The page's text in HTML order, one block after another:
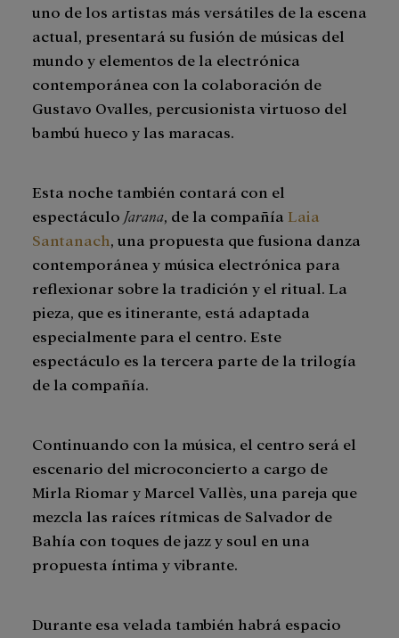
uno de los artistas más versátiles de la escena
actual, presentará su fusión de músicas del
mundo y elementos de la electrónica
contemporánea con la colaboración de
Gustavo Ovalles, percusionista virtuoso del
bambú hueco y las maracas.
Esta noche también contará con el
espectáculo Jarana , de la compañía Laia
Santanach , una propuesta que fusiona danza
contemporánea y música electrónica para
reflexionar sobre la tradición y el ritual. La
pieza, que es itinerante, está adaptada
especialmente para el centro. Este
espectáculo es la tercera parte de la trilogía
de la compañía.
Continuando con la música, el centro será el
escenario del microconcierto a cargo de
Mirla Riomar y Marcel Vallès, una pareja que
mezcla las raíces rítmicas de Salvador de
Bahía con toques de jazz y soul en una
propuesta íntima y vibrante.
Durante esa velada también habrá espacio